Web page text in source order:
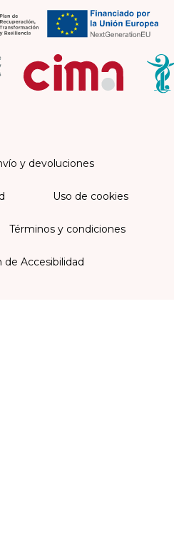
y devoluciones
Uso de cookies
Términos y condiciones
de Accesibilidad